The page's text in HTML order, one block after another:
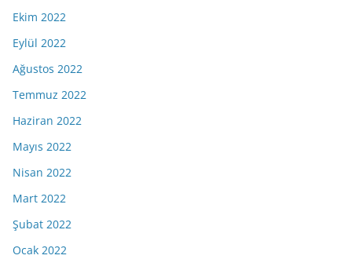
Ekim 2022
Eylül 2022
Ağustos 2022
Temmuz 2022
Haziran 2022
Mayıs 2022
Nisan 2022
Mart 2022
Şubat 2022
Ocak 2022